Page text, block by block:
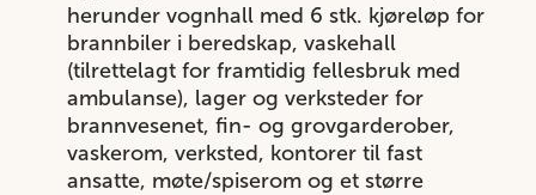
herunder vognhall med 6 stk. kjøreløp for
brannbiler i beredskap, vaskehall
(tilrettelagt for framtidig fellesbruk med
ambulanse), lager og verksteder for
brannvesenet, fin- og grovgarderober,
vaskerom, verksted, kontorer til fast
ansatte, møte/spiserom og et større